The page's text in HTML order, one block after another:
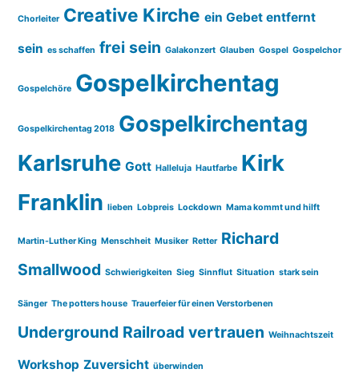
Chorleiter Creative Kirche ein Gebet entfernt
sein es schaffen frei sein Galakonzert Glauben Gospel Gospelchor
Gospelchöre Gospelkirchentag
Gospelkirchentag 2018 Gospelkirchentag
Karlsruhe Gott Halleluja Hautfarbe Kirk
Franklin lieben Lobpreis Lockdown Mama kommt und hilft
Martin-Luther King Menschheit Musiker Retter Richard
Smallwood Schwierigkeiten Sieg Sinnflut Situation stark sein
Sänger The potters house Trauerfeier für einen Verstorbenen
Underground Railroad vertrauen Weihnachtszeit
Workshop Zuversicht überwinden